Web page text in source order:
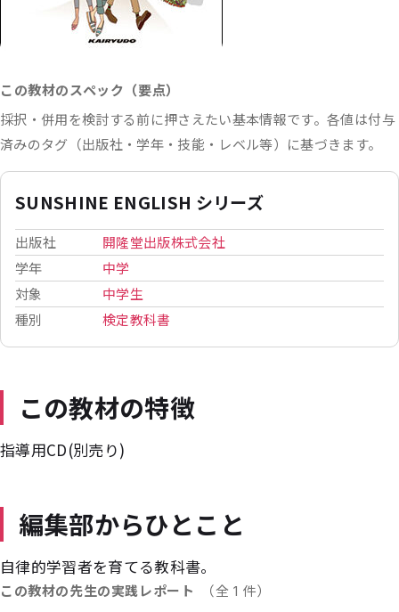
この教材のスペック（要点）
採択・併用を検討する前に押さえたい基本情報です。各値は付与
済みのタグ（出版社・学年・技能・レベル等）に基づきます。
SUNSHINE ENGLISH シリーズ
出版社
開隆堂出版株式会社
学年
中学
対象
中学生
種別
検定教科書
この教材の特徴
指導用CD(別売り)
編集部からひとこと
自律的学習者を育てる教科書。
この教材の先生の実践レポート （全 1 件）